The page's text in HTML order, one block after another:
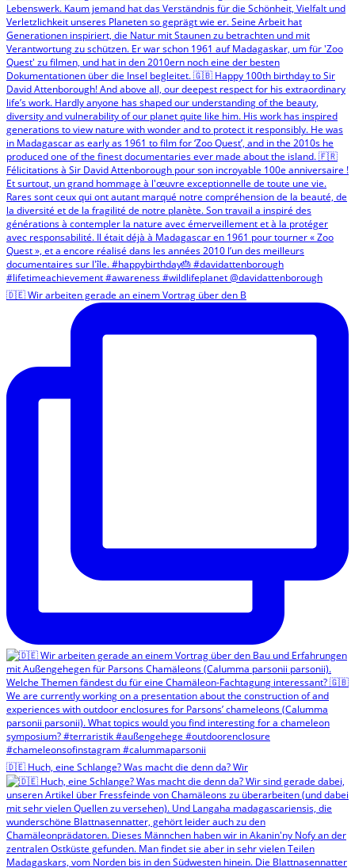
🇩🇪 Wir arbeiten gerade an einem Vortrag über den B
🇩🇪 Huch, eine Schlange? Was macht die denn da? Wir